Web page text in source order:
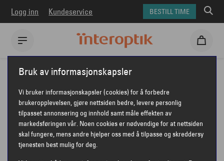
Logg inn Kundeservice BESTILL TIME
Interoptik Briller
Emporio Armani briller
Emporio Armani Kids EK3008U
EMPORIO ARMANI KIDS EK3008U
Bruk av informasjonskapsler
Vi bruker informasjonskapsler (cookies) for å forbedre
brukeropplevelsen, gjøre nettsiden bedre, levere personlig
tilpasset annonsering og innhold samt måle effekten av
markedsføringen vår. Noen cookies er nødvendige for at nettsiden
skal fungere, mens andre hjelper oss med å tilpasse og skreddersy
tjenesten best mulig for deg.